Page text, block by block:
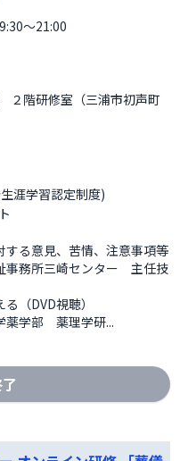
～21:00
２階研修室（三浦市初声町
涯学習認定制度)
る意見、苦情、注意事項等
務所三崎センター　主任技
（DVD視聴）
学部　薬理学研...